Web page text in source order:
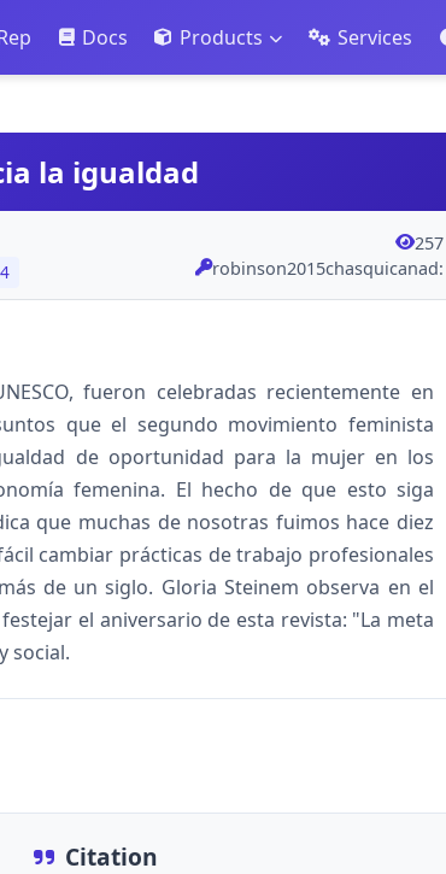
Docs Products Services
la igualdad
257
robinson2015chasquicanad:
fueron celebradas recientemente en
que el segundo movimiento feminista
de oportunidad para la mujer en los
femenina. El hecho de que esto siga
que muchas de nosotras fuimos hace diez
cambiar prácticas de trabajo profesionales
de un siglo. Gloria Steinem observa en el
el aniversario de esta revista: "La meta
social.
Citation